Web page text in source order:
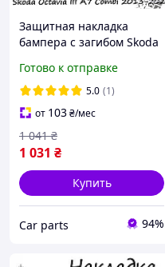
Защитная накладка
бампера с загибом Skoda
Шкода Октавия 3 2013-
2020 Тюнинг
Хромированная
Готово к отправке
5.0 (1)
от 103₴/мес
1 031 ₴
1 041 ₴
Купить
Сar parts 94%